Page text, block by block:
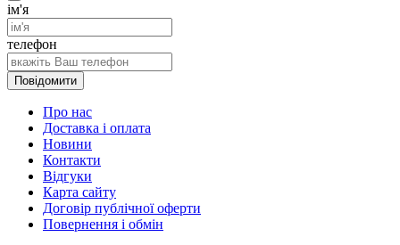
ім'я
телефон
Повідомити
Про нас
Доставка і оплата
Новини
Контакти
Відгуки
Карта сайту
Договір публічної оферти
Повернення і обмін